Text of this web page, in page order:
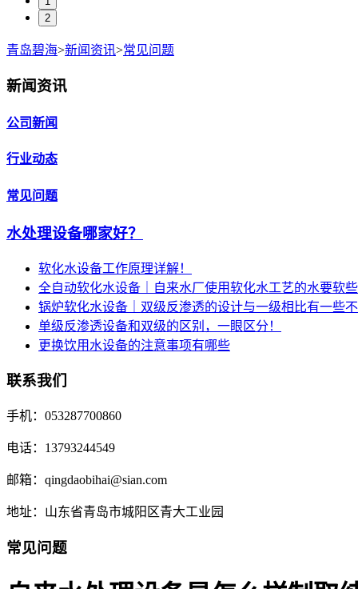
2
青岛碧海>新闻资讯>常见问题
新闻资讯
公司新闻
行业动态
常见问题
水处理设备哪家好？
软化水设备工作原理详解！
全自动软化水设备｜自来水厂使用软化水工艺的水要软些
锅炉软化水设备｜双级反渗透的设计与一级相比有一些
单级反渗透设备和双级的区别，一眼区分！
更换饮用水设备的注意事项有哪些
联系我们
手机：053287700860
电话：13793244549
邮箱：qingdaobihai@sian.com
地址：山东省青岛市城阳区青大工业园
常见问题